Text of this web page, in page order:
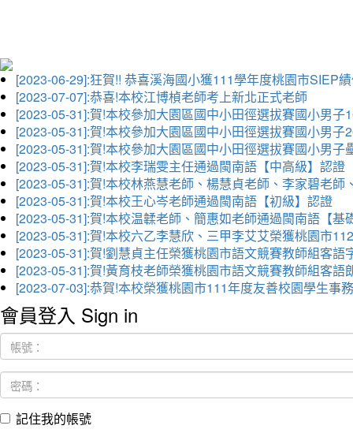
[2023-06-29]:狂賀!! 恭喜溪海國小獲111學年度桃園市SIEP
[2023-07-07]:恭喜!本校江博楨老師考上新北正式老師
[2023-05-31]:賀!本校參加大園區國中小田徑選拔賽國小男子
[2023-05-31]:賀!本校參加大園區國中小田徑選拔賽國小男
[2023-05-31]:賀!本校參加大園區國中小田徑選拔賽國小男子
[2023-05-31]:賀!本校李瑞雯主任通過閩南語【中高級】認證
[2023-05-31]:賀!本校林燕慧老師、楊慧貞老師、李家碧老
[2023-05-31]:賀!本校王心岑老師通過閩南語【初級】認證
[2023-05-31]:賀!本校温韖老師、簡惠如老師通過閩南語【基
[2023-05-31]:賀!本校六乙李慧欣、三甲李艾艾榮獲桃園市
[2023-05-31]:賀!劉慧貞主任榮獲桃園市語文競賽教師組客語
[2023-05-31]:賀!黃育枝老師榮獲桃園市語文競賽教師組客語
[2023-07-03]:恭賀!本校榮獲桃園市111年度友善校園學生事
會員登入 Sign in
記住我的帳號